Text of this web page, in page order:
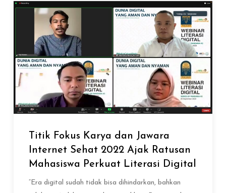
Titik Fokus Karya dan Jawara
Internet Sehat 2022 Ajak Ratusan
Mahasiswa Perkuat Literasi Digital
“Era digital sudah tidak bisa dihindarkan, bahkan